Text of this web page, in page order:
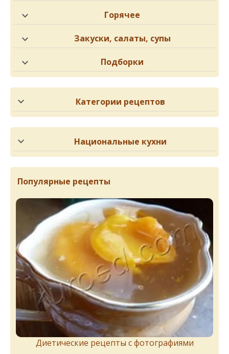
Горячее
Закуски, салаты, супы
Подборки
Категории рецептов
Национальные кухни
Популярные рецепты
Диетические рецепты с фотографиями